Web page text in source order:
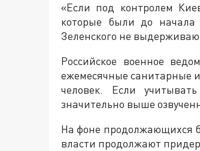
«Если под контролем
которые были до
Зеленского не
Российское военное
ежемесячные санитарные
человек. Если
значительно выше
На фоне продолжающихся
власти продолжают